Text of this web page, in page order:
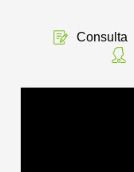
Consulta